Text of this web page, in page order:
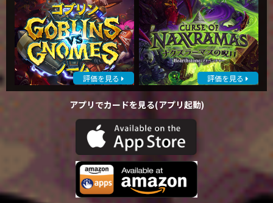
評価を見る 評価を見る
アプリでカードを見る(アプリ起動)